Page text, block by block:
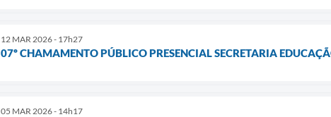
12 MAR 2026 - 17h27
07º CHAMAMENTO PÚBLICO PRESENCIAL SECRETARIA
05 MAR 2026 - 14h17